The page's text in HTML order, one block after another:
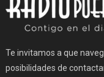
Te invitamos a que
posibilidades de